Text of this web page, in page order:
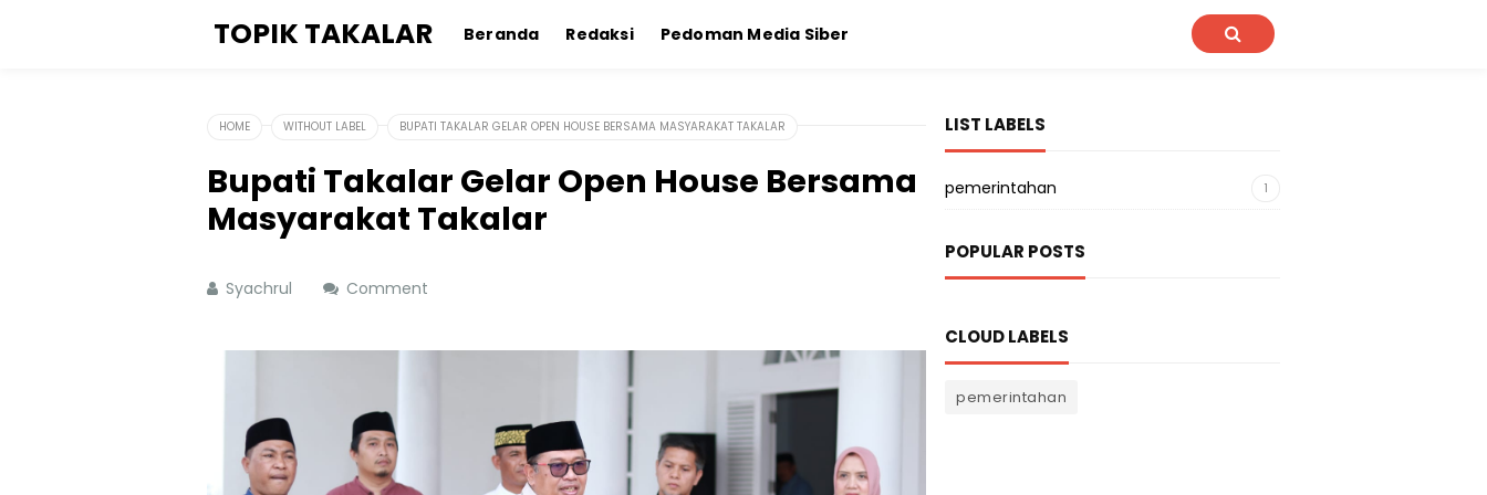
TOPIK TAKALAR Beranda Redaksi Pedoman Media Siber
HOME WITHOUT LABEL BUPATI TAKALAR GELAR OPEN HOUSE BERSAMA MASYARAKAT TAKALAR
Bupati Takalar Gelar Open House Bersama
Masyarakat Takalar
Syachrul Comment
LIST LABELS
pemerintahan 1
POPULAR POSTS
CLOUD LABELS
pemerintahan